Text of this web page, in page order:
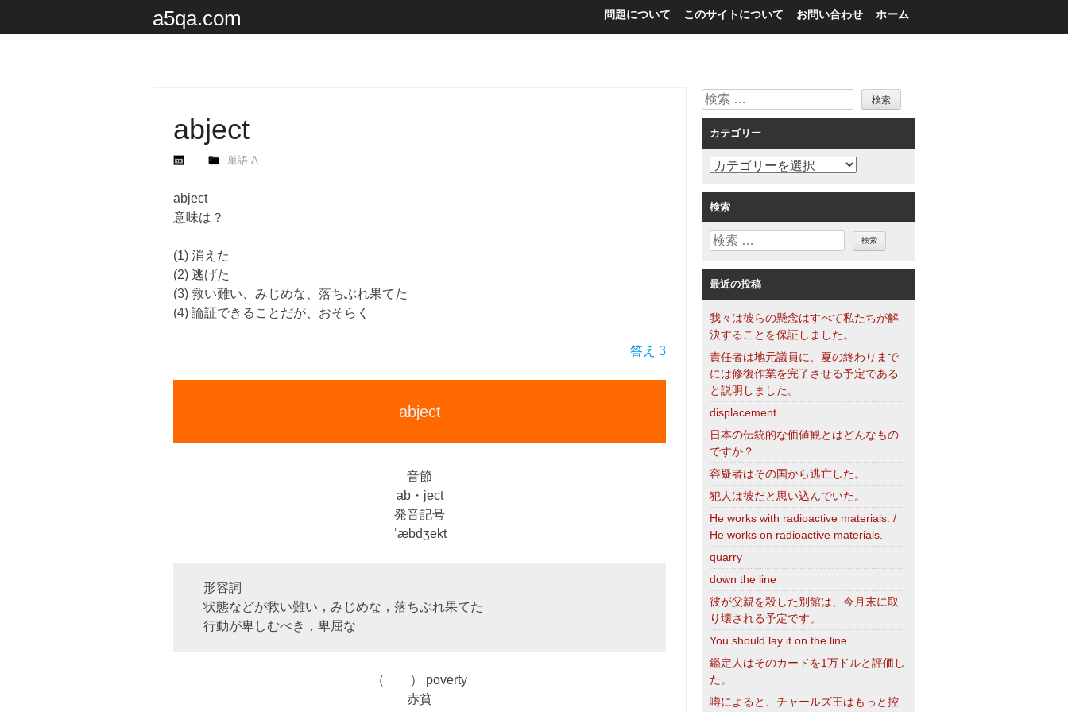
a5qa.com ホーム
お問い合わせ
このサイトについて
問題について
abject
単語 A
abject
意味は？
(1) 消えた
(2) 逃げた
(3) 救い難い、みじめな、落ちぶれ果てた
(4) 論証できることだが、おそらく
答え 3
abject
音節
ab・ject
発音記号
ˈæbdʒekt
形容詞
状態などが救い難い，みじめな，落ちぶれ果てた
行動が卑しむべき，卑屈な
（ ） poverty
赤貧
検
索
カテゴリー
カ
ゴ
リ
ー
検索
検
最近の投稿
我々は彼らの懸念はすべて私たちが解
決することを保証しました。
責任者は地元議員に、夏の終わりまで
には修復作業を完了させる予定である
と説明しました。
displacement
日本の伝統的な価値観とはどんなもの
ですか？
容疑者はその国から逃亡した。
犯人は彼だと思い込んでいた。
He works with radioactive materials. /
He works on radioactive materials.
quarry
down the line
彼が父親を殺した別館は、今月末に取
り壊される予定です。
You should lay it on the line.
鑑定人はそのカードを1万ドルと評価し
た。
噂によると、チャールズ王はもっと控